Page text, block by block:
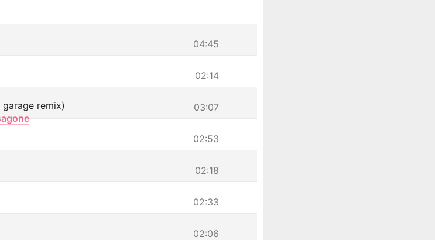
04:45
02:14
03:07
remix)
02:53
02:18
02:33
02:06